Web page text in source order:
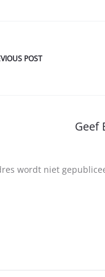
POST
Geef
wordt niet